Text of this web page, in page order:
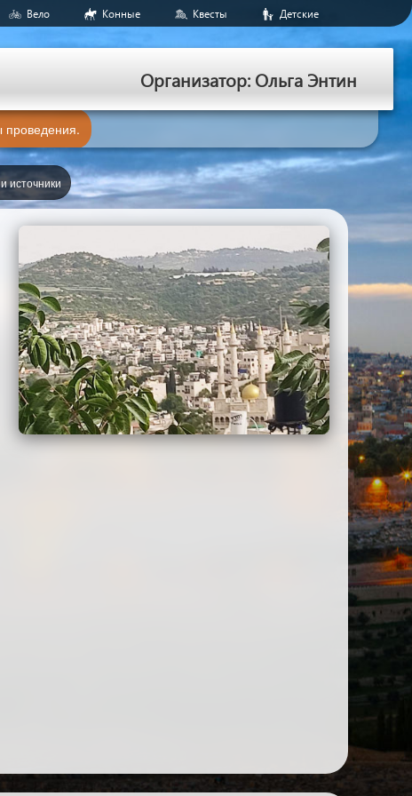
Вело Конные Квесты Детские
Организатор: Ольга Энтин
проведения.
источники